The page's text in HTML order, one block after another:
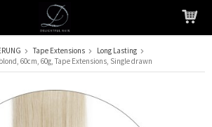
wurde in Ihren Warenkorb gelegt
Tape Extensions
Long Lasting
60cm, 60g, Tape Extensions, Single drawn